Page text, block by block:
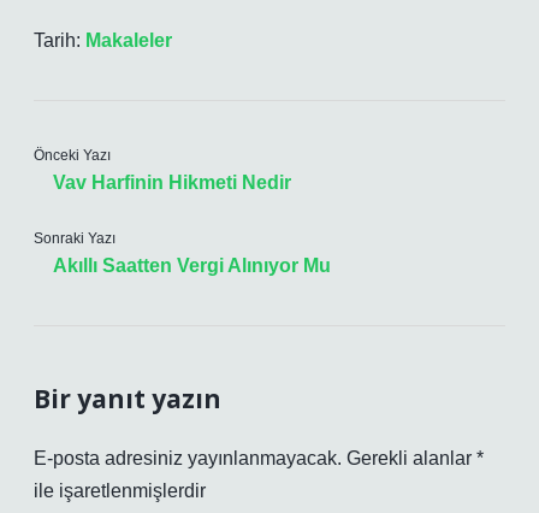
Tarih: Makaleler
Önceki Yazı
Vav Harfinin Hikmeti Nedir
Sonraki Yazı
Akıllı Saatten Vergi Alınıyor Mu
Bir yanıt yazın
E-posta adresiniz yayınlanmayacak. Gerekli alanlar *
ile işaretlenmişlerdir